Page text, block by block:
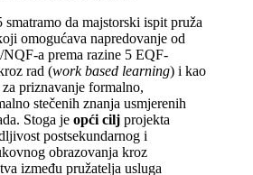
da majstorski ispit pruža
omogućava napredovanje od
a prema razine 5 EQF-
rad (work based learning) i kao
priznavanje formalno,
stečenih znanja usmjerenih
Stoga je opći cilj projekta
postsekundarnog i
obrazovanja kroz
između pružatelja usluga